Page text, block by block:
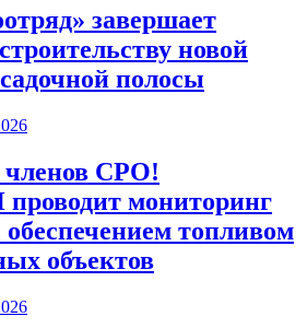
завершает
новой
полосы
СРО!
мониторинг
обеспечением топливом
объектов